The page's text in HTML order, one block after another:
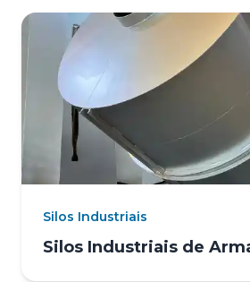
Silos Industriais
Silos Industriais de